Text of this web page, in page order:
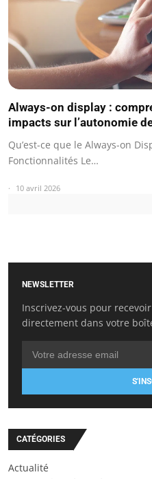
Always-on display :
impacts sur l’autonomie
Qu’est-ce que le Always-on
Fonctionnalités Le…
10 avril 2026
NEWSLETTER
Inscrivez-vous pour
directement dans votre
CATÉGORIES
Actualité